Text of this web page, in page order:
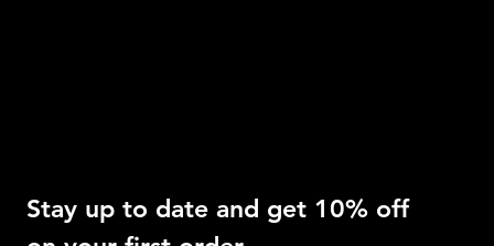
Stay up to date and get 10% off